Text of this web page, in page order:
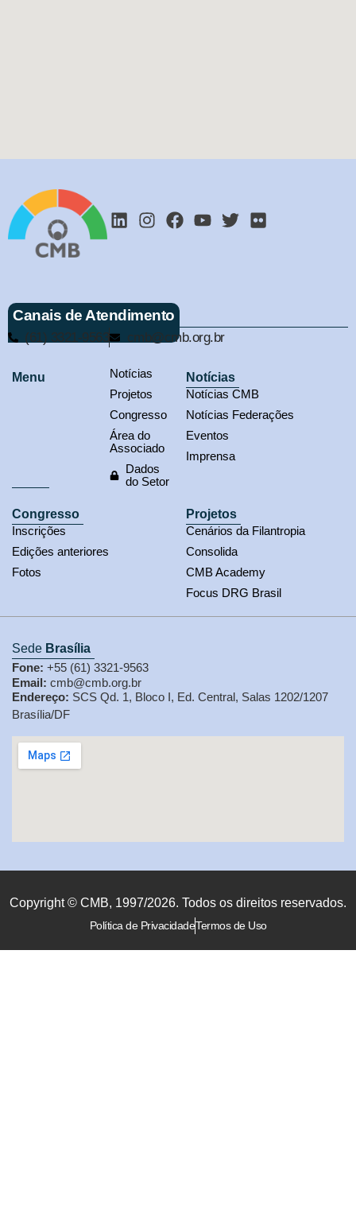
Canais de Atendimento
(61) 3321-9563 cmb@cmb.org.br
Menu
Notícias
Projetos
Congresso
Área do
Associado
Dados
do Setor
Notícias
Notícias CMB
Notícias Federações
Eventos
Imprensa
Congresso
Inscrições
Edições anteriores
Fotos
Projetos
Cenários da Filantropia
Consolida
CMB Academy
Focus DRG Brasil
Sede Brasília
Fone: +55 (61) 3321-9563
Email: cmb@cmb.org.br
Endereço: SCS Qd. 1, Bloco I, Ed. Central, Salas 1202/1207
Brasília/DF
Copyright © CMB, 1997/2026. Todos os direitos reservados.
Política de PrivacidadeTermos de Uso